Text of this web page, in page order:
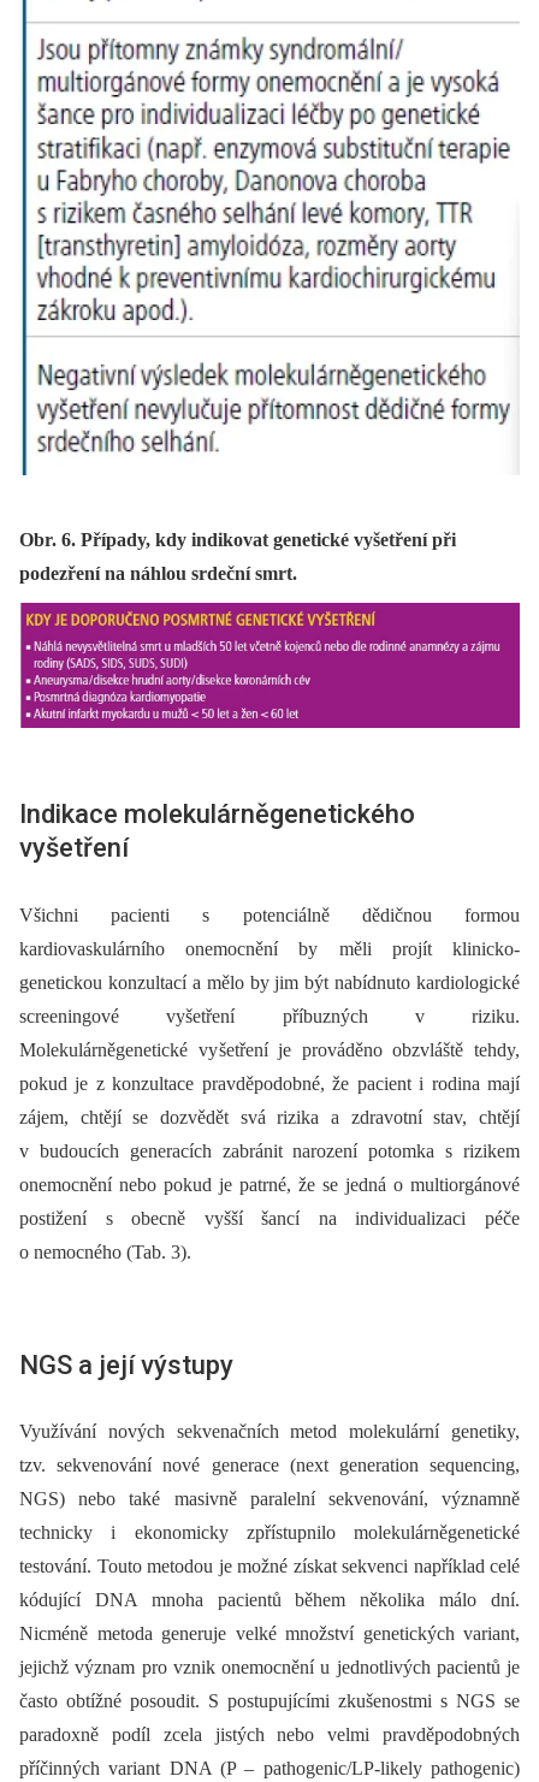
Obr. 6. Případy, kdy indikovat genetické vyšetření při
podezření na náhlou srdeční smrt.
Indikace molekulárněgenetického
vyšetření
Všichni pacienti s potenciálně dědičnou formou
kardiovaskulárního onemocnění by měli projít klinicko-
genetickou konzultací a mělo by jim být nabídnuto kardiologické
screeningové vyšetření příbuz­ných v riziku.
Molekulárněgenetické vy šetření je prováděno obzvláště tehdy,
pokud je z konzultace pravděpodobné, že pacient i rodina mají
zájem, chtějí se dozvědět svá rizika a zdravotní stav, chtějí
v budoucích generacích zabránit narození potomka s rizikem
onemocnění nebo pokud je patrné, že se jedná o multiorgánové
postižení s obecně vyšší šancí na individualizaci péče
o nemocného (Tab. 3).
NGS a její výstupy
Využívání nových sekvenačních metod molekulární genetiky,
tzv. sekvenování nové generace (next generation sequencing,
NGS) nebo také masivně paralelní sekvenování, významně
technicky i ekonomicky zpřístupnilo molekulárněgenetické
testování. Touto metodou je možné získat sekvenci například celé
kódující DNA mnoha pacientů během několika málo dní.
Nicméně metoda generuje velké množství genetických variant,
jejichž význam pro vznik onemocnění u jednotlivých pacientů je
často obtížné posoudit. S postupujícími zkušenostmi s NGS se
paradoxně podíl zcela jistých nebo velmi pravděpodobných
příčinných variant DNA (P –⁠ pathogenic/LP-likely pathogenic)